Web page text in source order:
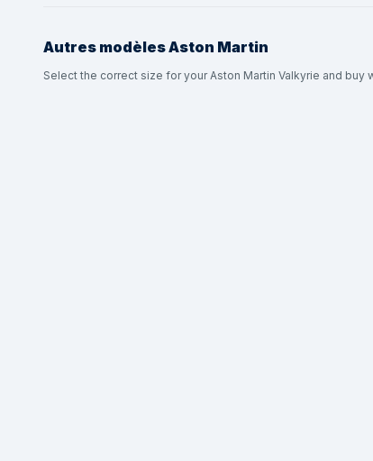
Autres modèlesAston Martin
Select the correct size for your Aston Martin Valkyrie and buy